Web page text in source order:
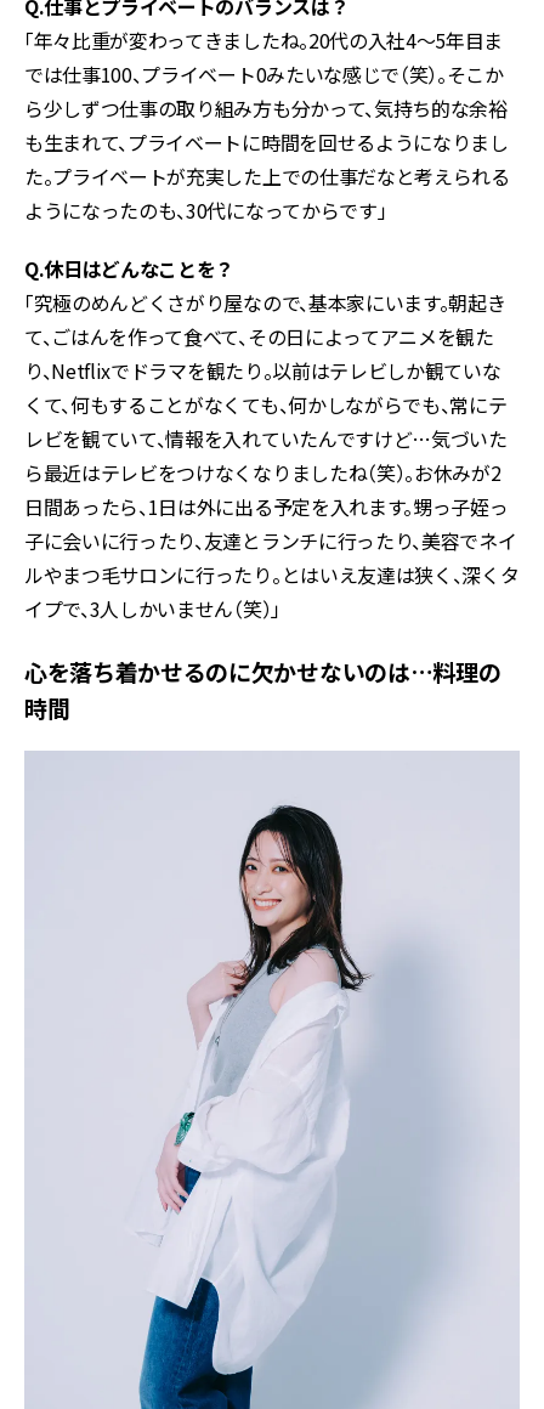
Q.仕事とプライベートのバランスは？
「年々比重が変わってきましたね。20代の入社4〜5年目ま
では仕事100、プライベート0みたいな感じで（笑）。そこか
ら少しずつ仕事の取り組み方も分かって、気持ち的な余裕
も生まれて、プライベートに時間を回せるようになりまし
た。プライベートが充実した上での仕事だなと考えられる
ようになったのも、30代になってからです」
Q.休日はどんなことを？
「究極のめんどくさがり屋なので、基本家にいます。朝起き
て、ごはんを作って食べて、その日によってアニメを観た
り、Netflixでドラマを観たり。以前はテレビしか観ていな
くて、何もすることがなくても、何かしながらでも、常にテ
レビを観ていて、情報を入れていたんですけど…気づいた
ら最近はテレビをつけなくなりましたね（笑）。お休みが2
日間あったら、1日は外に出る予定を入れます。甥っ子姪っ
子に会いに行ったり、友達とランチに行ったり、美容でネイ
ルやまつ毛サロンに行ったり。とはいえ友達は狭く、深くタ
イプで、3人しかいません（笑）」
心を落ち着かせるのに欠かせないのは…料理の
時間